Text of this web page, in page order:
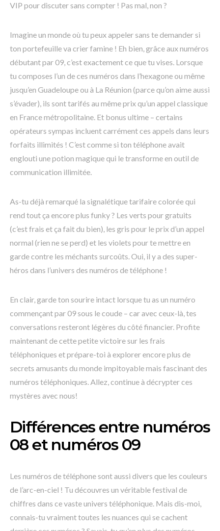
VIP pour discuter sans compter ! Pas mal, non ?
Imagine un monde où tu peux appeler sans te demander si
ton portefeuille va crier famine ! Eh bien, grâce aux numéros
débutant par 09, c’est exactement ce que tu vises. Lorsque
tu composes l’un de ces numéros dans l’hexagone ou même
jusqu’en Guadeloupe ou à La Réunion (parce qu’on aime aussi
s’évader), ils sont tarifés au même prix qu’un appel classique
en France métropolitaine. Et bonus ultime – certains
opérateurs sympas incluent carrément ces appels dans leurs
forfaits illimités ! C’est comme si ton téléphone avait
englouti une potion magique qui le transforme en outil de
communication illimitée.
As-tu déjà remarqué la signalétique tarifaire colorée qui
rend tout ça encore plus funky ? Les verts pour gratuits
(c’est frais et ça fait du bien), les gris pour le prix d’un appel
normal (rien ne se perd) et les violets pour te mettre en
garde contre les méchants surcoûts. Oui, il y a des super-
héros dans l’univers des numéros de téléphone !
En clair, garde ton sourire intact lorsque tu as un numéro
commençant par 09 sous le coude – car avec ceux-là, tes
conversations resteront légères du côté financier. Profite
maintenant de cette petite victoire sur les frais
téléphoniques et prépare-toi à explorer encore plus de
secrets amusants du monde impitoyable mais fascinant des
numéros téléphoniques. Allez, continue à décrypter ces
mystères avec nous!
Différences entre numéros
08 et numéros 09
Les numéros de téléphone sont aussi divers que les couleurs
de l’arc-en-ciel ! Tu découvres un véritable festival de
chiffres dans ce vaste univers téléphonique. Mais dis-moi,
connais-tu vraiment toutes les nuances qui se cachent